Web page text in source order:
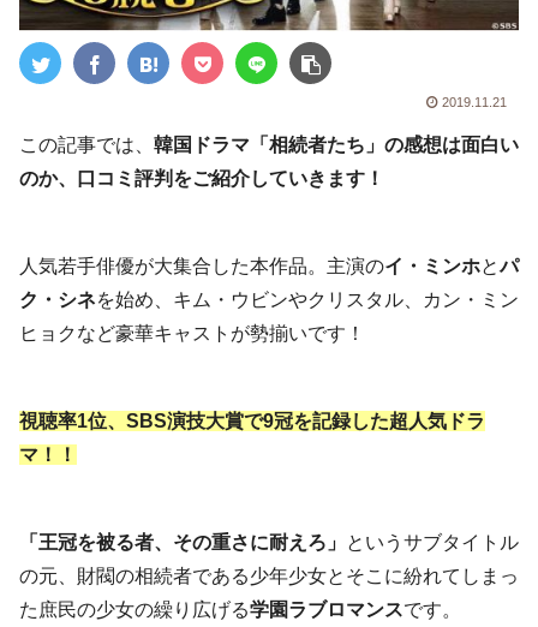
2019.11.21
この記事では、 韓国ドラマ「相続者たち」の感想は面白い
のか、口コミ評判をご紹介していきます！
人気若手俳優が大集合した本作品。主演のイ・ミンホとパ
ク・シネを始め、キム・ウビンやクリスタル、カン・ミン
ヒョクなど豪華キャストが勢揃いです！
視聴率1位、SBS演技大賞で9冠を記録した超人気ドラ
マ！！
「王冠を被る者、その重さに耐えろ」 というサブタイトル
の元、財閥の相続者である少年少女とそこに紛れてしまっ
た庶民の少女の繰り広げる学園ラブロマンスです。